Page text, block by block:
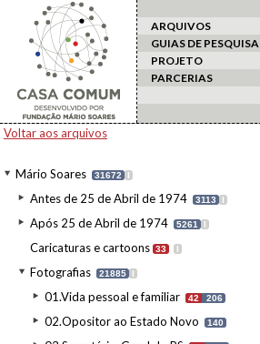
ARQUIVOS
GUIAS DE PESQUISA
PROJETO
PARCERIAS
Voltar aos arquivos
Mário Soares 31672 I
Antes de 25 de Abril de 1974 3113 I
Após 25 de Abril de 1974 5261 I
Caricaturas e cartoons 33 I
Fotografias 21885 I
01.Vida pessoal e familiar 42 206
02.Opositor ao Estado Novo 140